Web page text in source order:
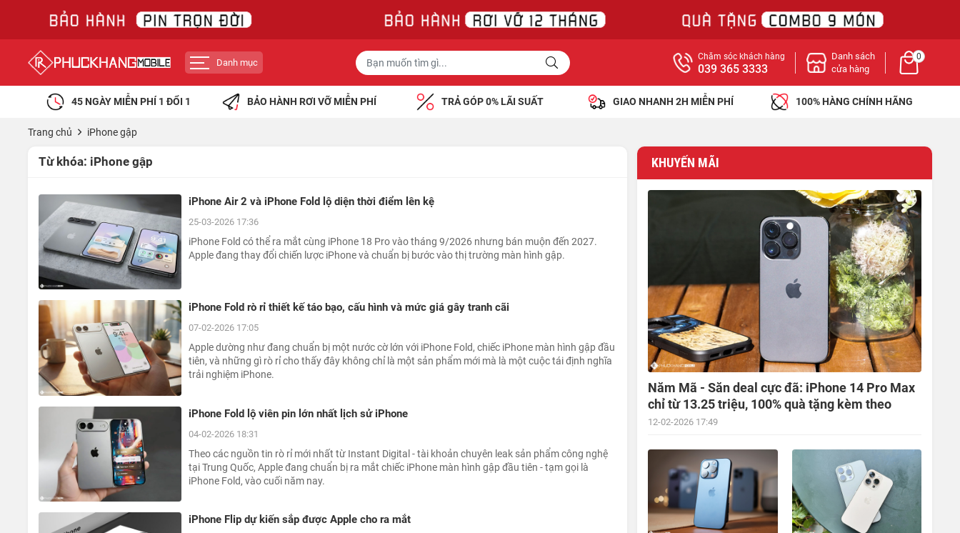
Danh mục
Chăm sóc khách hàng
039 365 3333
Danh sách
cửa hàng
0
45 NGÀY MIỄN PHÍ 1 ĐỔI 1 BẢO HÀNH RƠI VỠ MIỄN PHÍ TRẢ GÓP 0% LÃI SUẤT GIAO NHANH 2H MIỄN PHÍ 100% HÀNG CHÍNH HÃNG
Trang chủ iPhone gập
Từ khóa: iPhone gập
iPhone Air 2 và iPhone Fold lộ diện thời điểm lên kệ
25-03-2026 17:36
iPhone Fold có thể ra mắt cùng iPhone 18 Pro vào tháng 9/2026 nhưng bán muộn đến 2027.
Apple đang thay đổi chiến lược iPhone và chuẩn bị bước vào thị trường màn hình gập.
iPhone Fold rò rỉ thiết kế táo bạo, cấu hình và mức giá gây tranh cãi
07-02-2026 17:05
Apple dường như đang chuẩn bị một nước cờ lớn với iPhone Fold, chiếc iPhone màn hình gập đầu
tiên, và những gì rò rỉ cho thấy đây không chỉ là một sản phẩm mới mà là một cuộc tái định nghĩa
trải nghiệm iPhone.
iPhone Fold lộ viên pin lớn nhất lịch sử iPhone
04-02-2026 18:31
Theo các nguồn tin rò rỉ mới nhất từ Instant Digital - tài khoản chuyên leak sản phẩm công nghệ
tại Trung Quốc, Apple đang chuẩn bị ra mắt chiếc iPhone màn hình gập đầu tiên - tạm gọi là
iPhone Fold, vào cuối năm nay.
iPhone Flip dự kiến sắp được Apple cho ra mắt
KHUYẾN MÃI
Năm Mã - Săn deal cực đã: iPhone 14 Pro Max
chỉ từ 13.25 triệu, 100% quà tặng kèm theo
12-02-2026 17:49